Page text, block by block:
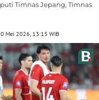
Timnas Jepang, Timnas
Mei 2026, 13:15 WIB